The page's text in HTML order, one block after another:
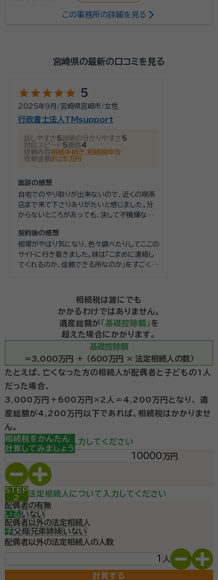
湯通堂 恒（ゆつどう ひさし） 税理士
約20分のところに立地しています。税理士2名体制で
ブルに対してワンストップにて対応できる事務所です。
代表の湯通堂恒先生は、佐川急便にて16年間もの長き
にわたってセールスドライバーとして働きながら資格学
校に通学。同社のセールスドライバーから税理士が生ま
れたのは、史上初だったそうです。荷物の集配活動をし
ていたときに身に付けた顧客第一主義の精神を、税理
られます。
資格等： 税理士
この事務所の詳細を見る
宮崎県の最新の口コミを見る
starstarstarstarstar 5
2025年9月 /宮崎県宮崎市/女性
行政書士法人TMsupport
話しやすさ 5説明の分かりやすさ 5
対応スピード 5価格4
依頼内容相続手続き,相続税申告
依頼金額約28万円
面談の感想
自宅でのやり取りが出来ないので、近くの喫茶
店まで来て下さりありがたいと感じました。分
からないところがあっても、決して不機嫌な態
契約後の感想
相場がやはり気になり、色々調べたりしてここの
サイトに行き着きました。妹は「こまめに連絡し
てくれるのか、信頼できる所なのか」をすごく気
なると安心しております。
相続税は誰にでも
かかるわけではありません。
遺産総額が「基礎控除額」 を
超えた場合にかかります。
基礎控除額
＝3,000万円 ＋ （600万円 × 法定相続人の数）
たとえば、亡くなった方の相続人が配偶者と子どもの1人
だった場合、
3,000万円＋600万円×2人＝4,200万円となり、
遺
産総額が4,200万円以下であれば、相続税はかかりませ
ん。
相続税をかんたん
計算してみましょう
STEP
1
遺産総額を入力してください
万円
STEP
2
法定相続人について入力してください
配偶者の有無
いる いない
配偶者以外の法定相続人
子父母 兄弟姉妹 いない
配偶者以外の法定相続人の人数
人
計算する